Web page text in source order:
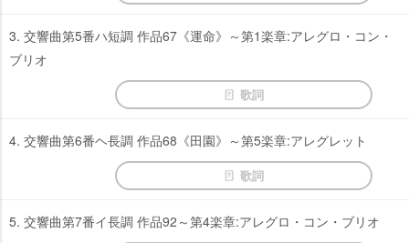
3. 交響曲第5番ハ短調 作品67《運命》～第1楽章:アレグロ・コン・
ブリオ
歌詞
4. 交響曲第6番ヘ長調 作品68《田園》～第5楽章:アレグレット
歌詞
5. 交響曲第7番イ長調 作品92～第4楽章:アレグロ・コン・ブリオ